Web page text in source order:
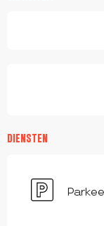
DIENSTEN